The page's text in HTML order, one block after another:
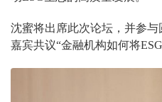
沈蜜将出席此次论坛，并参
嘉宾共议“金融机构如何将